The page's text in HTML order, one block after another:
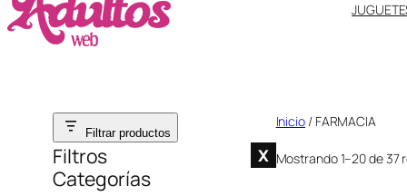
contenido
Filtrar productos
Filtros X
Categorías
Inicio / FARMACIA
Mostrando 1–20 de 37